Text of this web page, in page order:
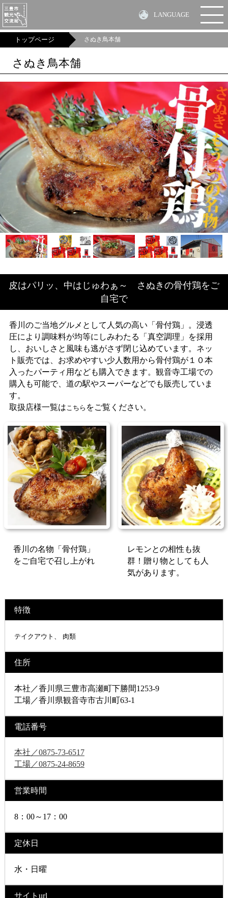
LANGUAGE
トップページ さぬき鳥本舗
さぬき鳥本舗
皮はパリッ、中はじゅわぁ～ さぬきの骨付鶏をご
自宅で
香川のご当地グルメとして人気の高い「骨付鶏」。浸透
圧により調味料が均等にしみわたる「真空調理」を採用
し、おいしさと風味も逃がさず閉じ込めています。ネッ
ト販売では、お求めやすい少人数用から骨付鶏が１０本
入ったパーティ用なども購入できます。観音寺工場での
購入も可能で、道の駅やスーパーなどでも販売していま
す。
取扱店様一覧はこちら をご覧ください。
香川の名物「骨付鶏」
をご自宅で召し上がれ
レモンとの相性も抜
群！贈り物としても人
気があります。
特徴
テイクアウト 肉類
住所
本社／香川県三豊市高瀬町下勝間1253-9
工場／香川県観音寺市古川町63-1
電話番号
本社／0875-73-6517
工場／0875-24-8659
営業時間
8：00～17：00
定休日
水・日曜
サイトurl